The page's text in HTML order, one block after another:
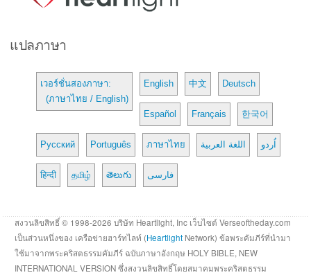
แปลภาษา
เวอร์ชั่นสองภาษา:
(ภาษาไทย / English)
English 中文 Deutsch
Español Français 한국어
Русский Português ภาษาไทย اللغة العربية اُردو
हिन्दी தமிழ் తెలుగు فارسی
สงวนลิขสิทธิ์ © 1998-2026 บริษัท Heartlight, Inc เว็บไซต์ Verseoftheday.com
เป็นส่วนหนึ่งของ เครือข่ายฮาร์ทไลท์ (Heartlight Network) ข้อพระคัมภีร์ที่นำมา
ใช้มาจากพระคริสตธรรมคัมภีร์ ฉบับภาษาอังกฤษ HOLY BIBLE, NEW
INTERNATIONAL VERSION ซึ่งสงวนลิขสิทธิ์โดยสมาคมพระคริสตธรรม